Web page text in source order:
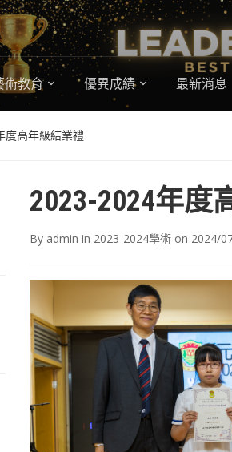
術教育 優異成績 最新消息
度高年級結業禮
2023-2024年度
By admin in 2023-2024學術 on 2024/